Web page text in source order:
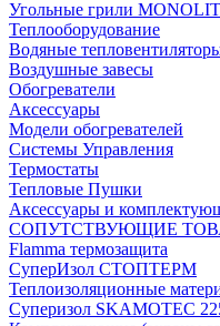
Угольные грили
Теплооборудование
Водяные
Воздушные завесы
Обогреватели
Аксессуары
Модели обогревателей
Системы Управления
Термостаты
Тепловые Пушки
Аксессуары и
СОПУТСТВУЮЩИЕ
Flamma термозащита
СуперИзол СТОПТЕРМ
Теплоизоляционные
Суперизол SKAMOTEC